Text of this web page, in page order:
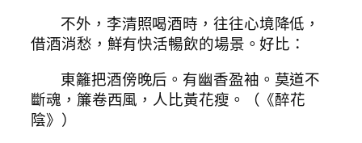
不外，李清照喝酒時，往往心境降低，
借酒消愁，鮮有快活暢飲的場景。好比：
東籬把酒傍晚后。有幽香盈袖。莫道不
斷魂，簾卷西風，人比黃花瘦。（《醉花
陰》）